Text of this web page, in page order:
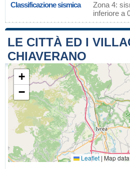
Classificazione sismica
Zona 4:
inferiore a
LE CITTÀ ED I
CHIAVERANO
+
−
Leaflet | Map